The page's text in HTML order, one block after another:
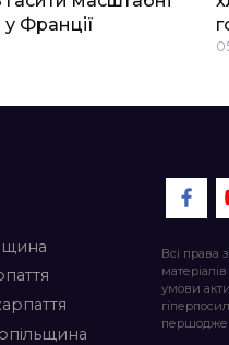
у Франції
Всі права
умови